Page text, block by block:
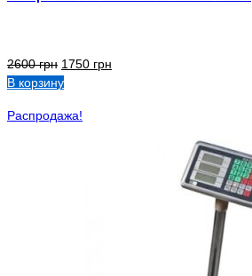
2600грн 1750 грн
В корзину
Распродажа!